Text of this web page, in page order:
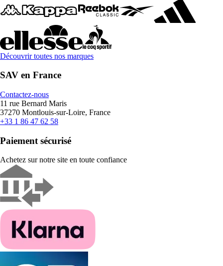
Découvrir toutes nos marques
SAV en France
Contactez-nous
11 rue Bernard Maris
37270 Montlouis-sur-Loire, France
+33 1 86 47 62 58
Paiement sécurisé
Achetez sur notre site en toute confiance